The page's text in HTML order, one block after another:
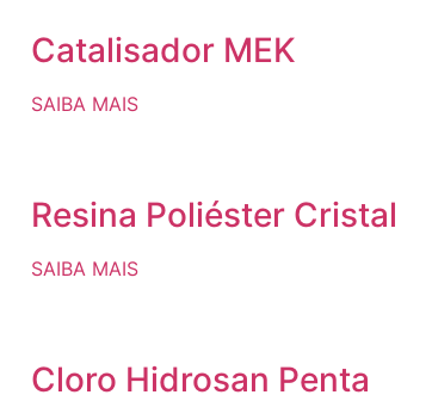
Catalisador MEK
SAIBA MAIS
Resina Poliéster Cristal
SAIBA MAIS
Cloro Hidrosan Penta